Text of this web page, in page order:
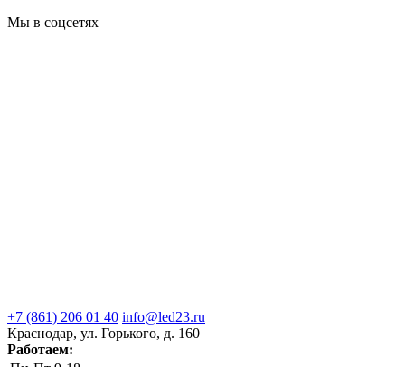
Мы в соцсетях
+7 (861) 206 01 40 info@led23.ru
Краснодар, ул. Горького, д. 160
Работаем: